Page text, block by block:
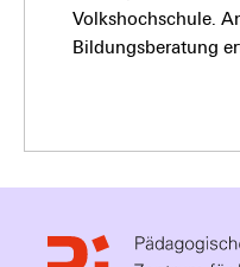
Volkshochschule.
Bildungsberatung